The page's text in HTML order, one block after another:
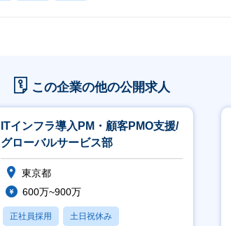
この企業の他の公開求人
ITインフラ導入PM・顧客PMO支援/
グローバルサービス部
東京都
600万~900万
正社員採用 土日祝休み